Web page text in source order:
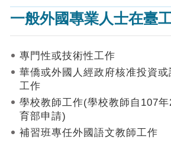
及
工
知
機
申
一般外國專業人士在臺
專門性或技術性工作
華僑或外國人經政府核准投資
工作
學校教師工作(學校教師自107
育部申請)
補習班專任外國語文教師工作